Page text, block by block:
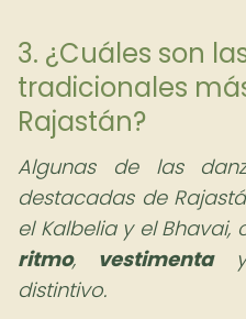
3. ¿Cuáles son
tradicionales
Rajastán?
Algunas de las
destacadas de
el Kalbelia y el
ritmo, vestimenta
distintivo.